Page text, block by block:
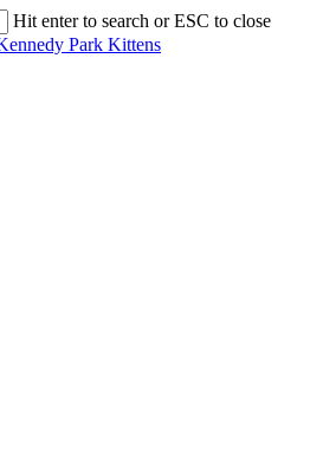
Hit enter to search or ESC to close